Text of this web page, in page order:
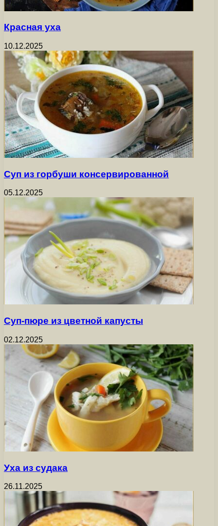
Красная уха
10.12.2025
Суп из горбуши консервированной
05.12.2025
Суп-пюре из цветной капусты
02.12.2025
Уха из судака
26.11.2025